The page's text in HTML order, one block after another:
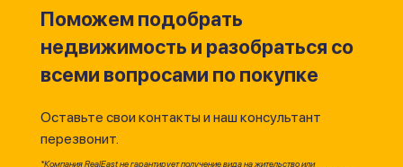
Поможем подобрать
недвижимость и разобраться со
всеми вопросами по покупке
Оставьте свои контакты и наш консультант
перезвонит.
*Компания RealEast не гарантирует получение вида на жительство или